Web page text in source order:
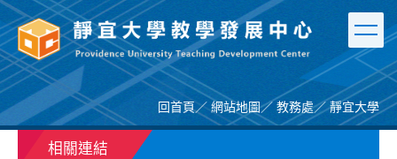
跳
到
主
要
內
容
區
回首頁／ 網站地圖／ 教務處／ 靜宜大學
相關連結